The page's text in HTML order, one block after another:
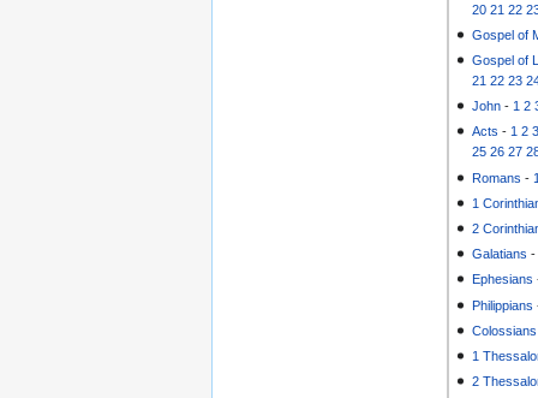
20 21 22
Gospel of
Gospel of
21 22 23
John - 1 2
Acts - 1 2
25 26 27
Romans -
1
2
Galatians
Ephesians
Philippians
Colossians
1
2